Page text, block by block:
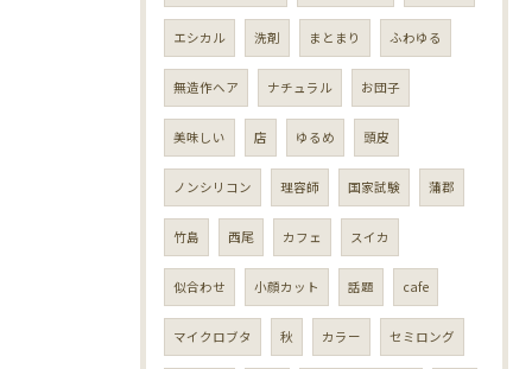
エシカル 洗剤 まとまり ふわゆる
無造作ヘア ナチュラル お団子
美味しい 店 ゆるめ 頭皮
ノンシリコン 理容師 国家試験 蒲郡
竹島 西尾 カフェ スイカ
似合わせ 小顔カット 話題 cafe
マイクロブタ 秋 カラー セミロング